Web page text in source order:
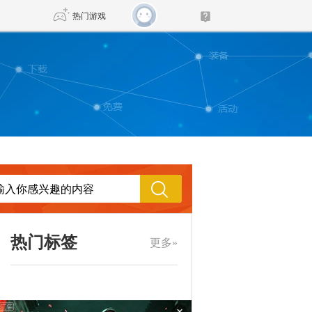
热门游戏
DNF 传奇4
诛仙世界 新仙侠5
更多»
热门标签